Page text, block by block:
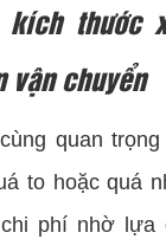
kích thước
vận chuyển
quan
to hoặc quá
phí nhờ lựa